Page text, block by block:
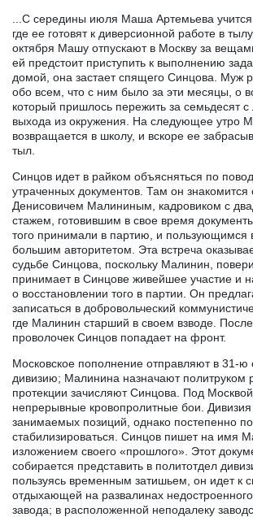
...С середины июля Маша Артемьева учится
где ее готовят к диверсионной работе в
октября Машу отпускают в Москву за
ей предстоит приступить к выполнению
домой, она застает спящего Синцова. Муж
обо всем, что с ним было за эти месяцы, о
который пришлось пережить за семьдесят
выхода из окружения. На следующее утро
возвращается в школу, и вскоре ее
тыл.
Синцов идет в райком объясняться по
утраченных документов. Там он знакомится
Денисовичем Малининым, кадровиком с
стажем, готовившим в свое время
того принимали в партию, и пользующимся
большим авторитетом. Эта встреча
судьбе Синцова, поскольку Малинин,
принимает в Синцове живейшее участие и
о восстановлении того в партии. Он
записаться в добровольческий
где Малинин старший в своем взводе.
проволочек Синцов попадает на фронт.
Московское пополнение отправляют в 31-ю
дивизию; Малинина назначают политруком
протекции зачисляют Синцова. Под
непрерывные кровопролитные бои. Дивизия
занимаемых позиций, однако постепенно
стабилизироваться. Синцов пишет на имя
изложением своего «прошлого». Этот
собирается представить в политотдел
пользуясь временным затишьем, он идет к
отдыхающей на развалинах
завода; в расположенной неподалеку